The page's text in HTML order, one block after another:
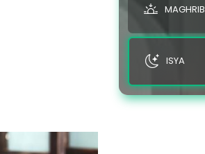
MAGHRIB
ISYA